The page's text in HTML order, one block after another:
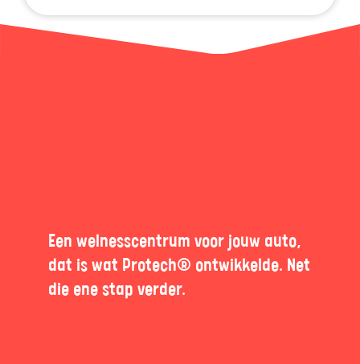
Een welnesscentrum voor jouw auto,
dat is wat Protech® ontwikkelde. Net
die ene stap verder.